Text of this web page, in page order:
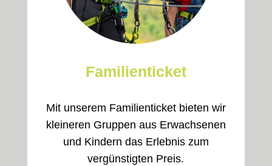
Familienticket
Mit unserem Familienticket bieten wir
kleineren Gruppen aus Erwachsenen
und Kindern das Erlebnis zum
vergünstigten Preis.